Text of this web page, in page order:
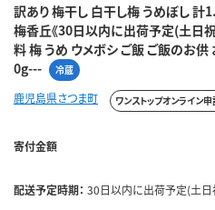
訳あり 梅干し 白干し梅 うめぼし
梅香丘《30日以内に出荷予定(土日
料 梅 うめ ウメボシ ご飯 ご飯のお
0g---
冷蔵
鹿児島県さつま町 ワンストップオンライン
寄付金額
配送予定時期： 30日以内に出荷予定(土日